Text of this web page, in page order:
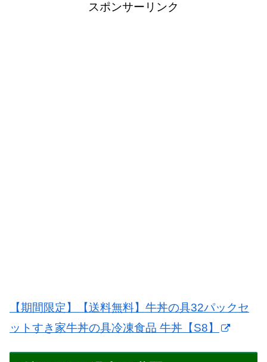
スポンサーリンク
【期間限定】【送料無料】牛丼の具32パックセ
ットすき家牛丼の具冷凍食品 牛丼【S8】